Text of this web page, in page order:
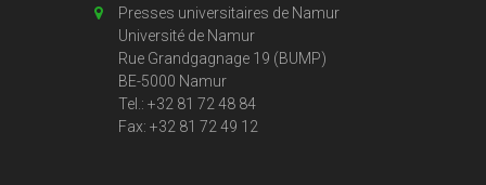
Presses universitaires de Namur
Université de Namur
Rue Grandgagnage 19 (BUMP)
BE-5000 Namur
Tel.: +32 81 72 48 84
Fax: +32 81 72 49 12